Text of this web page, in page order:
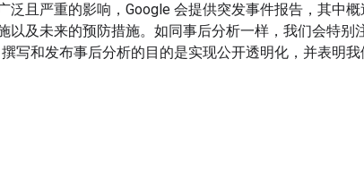
泛且严重的影响，Google 会提供突发事件报告，其中
以及未来的预防措施。如同事后分析一样，我们会特别
写和发布事后分析的目的是实现公开透明化，并表明